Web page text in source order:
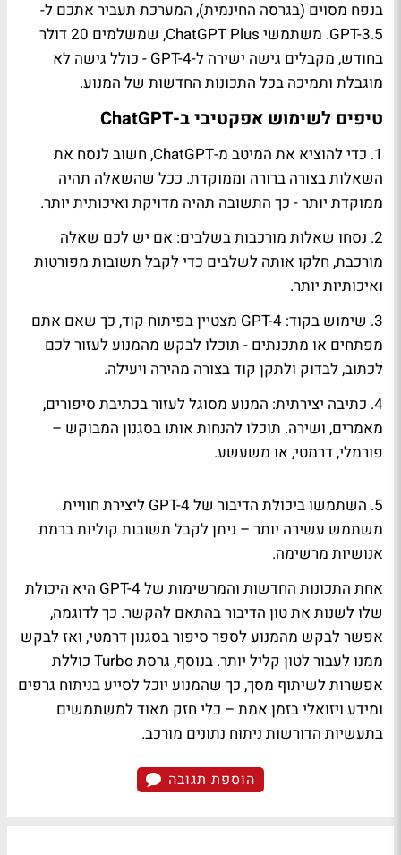
בנפח מסוים (בגרסה החינמית), המערכת תעביר אתכם ל-
GPT-3.5. משתמשי ChatGPT Plus, שמשלמים 20 דולר
בחודש, מקבלים גישה ישירה ל-GPT-4 - כולל גישה לא
מוגבלת ותמיכה בכל התכונות החדשות של המנוע.
טיפים לשימוש אפקטיבי ב-ChatGPT
1. כדי להוציא את המיטב מ-ChatGPT, חשוב לנסח את
השאלות בצורה ברורה וממוקדת. ככל שהשאלה תהיה
ממוקדת יותר - כך התשובה תהיה מדויקת ואיכותית יותר.
2. נסחו שאלות מורכבות בשלבים: אם יש לכם שאלה
מורכבת, חלקו אותה לשלבים כדי לקבל תשובות מפורטות
ואיכותיות יותר.
3. שימוש בקוד: GPT-4 מצטיין בפיתוח קוד, כך שאם אתם
מפתחים או מתכנתים - תוכלו לבקש מהמנוע לעזור לכם
לכתוב, לבדוק ולתקן קוד בצורה מהירה ויעילה.
4. כתיבה יצירתית: המנוע מסוגל לעזור בכתיבת סיפורים,
מאמרים, ושירה. תוכלו להנחות אותו בסגנון המבוקש –
פורמלי, דרמטי, או משעשע.
5. השתמשו ביכולת הדיבור של GPT-4 ליצירת חוויית
משתמש עשירה יותר – ניתן לקבל תשובות קוליות ברמת
אנושיות מרשימה.
אחת התכונות החדשות והמרשימות של GPT-4 היא היכולת
שלו לשנות את טון הדיבור בהתאם להקשר. כך לדוגמה,
אפשר לבקש מהמנוע לספר סיפור בסגנון דרמטי, ואז לבקש
ממנו לעבור לטון קליל יותר. בנוסף, גרסת Turbo כוללת
אפשרות לשיתוף מסך, כך שהמנוע יוכל לסייע בניתוח גרפים
ומידע ויזואלי בזמן אמת – כלי חזק מאוד למשתמשים
בתעשיות הדורשות ניתוח נתונים מורכב.
הוספת תגובה